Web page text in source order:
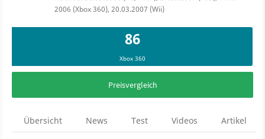
2006 (Xbox 360), 20.03.2007 (Wii)
86
Xbox 360
Preisvergleich
Übersicht News Test Videos Artikel